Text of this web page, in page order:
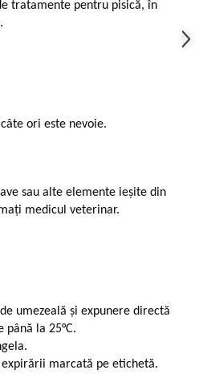
tratamente pentru pisică, în
ori este nevoie.
sau alte elemente ieșite din
medicul veterinar.
umezeală și expunere directă
la 25°C.
marcată pe etichetă.